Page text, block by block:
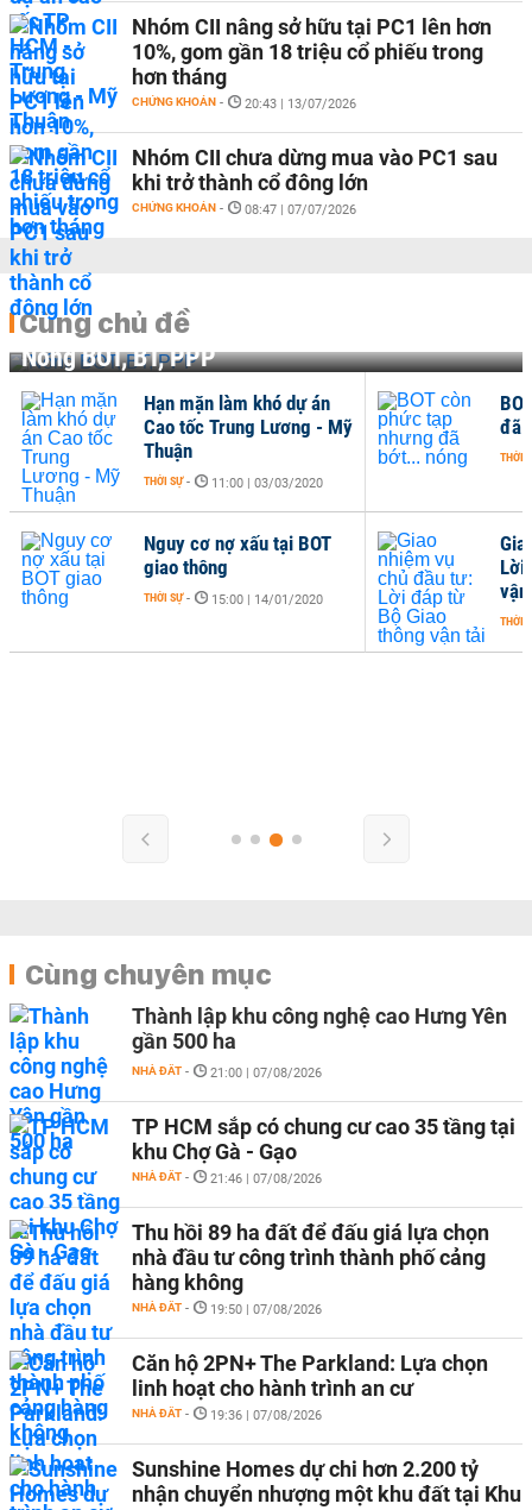
Nhóm CII nâng sở hữu tại PC1 lên hơn
10%, gom gần 18 triệu cổ phiếu trong
hơn tháng
CHỨNG KHOÁN - 20:43 | 13/07/2026
Nhóm CII chưa dừng mua vào PC1 sau
khi trở thành cổ đông lớn
CHỨNG KHOÁN - 08:47 | 07/07/2026
Cùng chủ đề
Nóng BOT, BT, PPP
Lời
THỜI
Hạn mặn làm khó dự án
Cao tốc Trung Lương - Mỹ
Thuận
THỜI SỰ - 11:00 | 03/03/2020
Nguy cơ nợ xấu tại BOT
giao thông
THỜI SỰ - 15:00 | 14/01/2020
đã
THỜI
Cùng chuyên mục
Thành lập khu công nghệ cao Hưng Yên
gần 500 ha
NHÀ ĐẤT - 21:00 | 07/08/2026
TP HCM sắp có chung cư cao 35 tầng tại
khu Chợ Gà - Gạo
NHÀ ĐẤT - 21:46 | 07/08/2026
Thu hồi 89 ha đất để đấu giá lựa chọn
nhà đầu tư công trình thành phố cảng
hàng không
NHÀ ĐẤT - 19:50 | 07/08/2026
Căn hộ 2PN+ The Parkland: Lựa chọn
linh hoạt cho hành trình an cư
NHÀ ĐẤT - 19:36 | 07/08/2026
Sunshine Homes dự chi hơn 2.200 tỷ
nhận chuyển nhượng một khu đất tại Khu